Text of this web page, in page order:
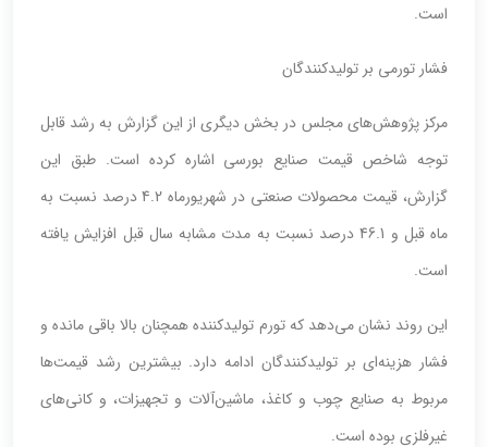
است.
فشار تورمی بر تولیدکنندگان
مرکز پژوهش‌های مجلس در بخش دیگری از این گزارش به رشد قابل
توجه شاخص قیمت صنایع بورسی اشاره کرده است. طبق این
گزارش، قیمت محصولات صنعتی در شهریورماه 4.2 درصد نسبت به
ماه قبل و 46.1 درصد نسبت به مدت مشابه سال قبل افزایش یافته
است.
این روند نشان می‌دهد که تورم تولیدکننده همچنان بالا باقی مانده و
فشار هزینه‌ای بر تولیدکنندگان ادامه دارد. بیشترین رشد قیمت‌ها
مربوط به صنایع چوب و کاغذ، ماشین‌آلات و تجهیزات، و کانی‌های
غیرفلزی بوده است.